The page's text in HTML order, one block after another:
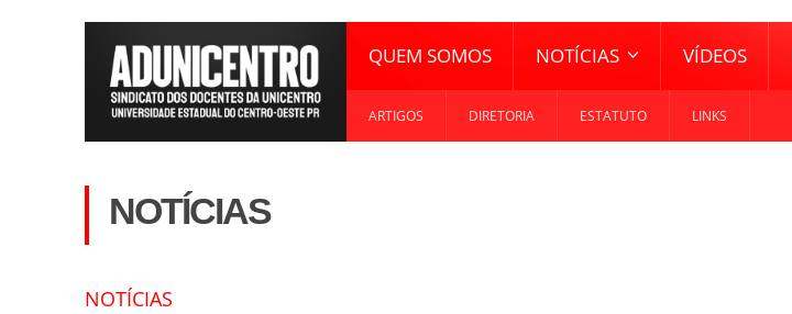
QUEM SOMOS NOTÍCIAS VÍDEOS
ARTIGOS DIRETORIA ESTATUTO LINKS
NOTÍCIAS
NOTÍCIAS